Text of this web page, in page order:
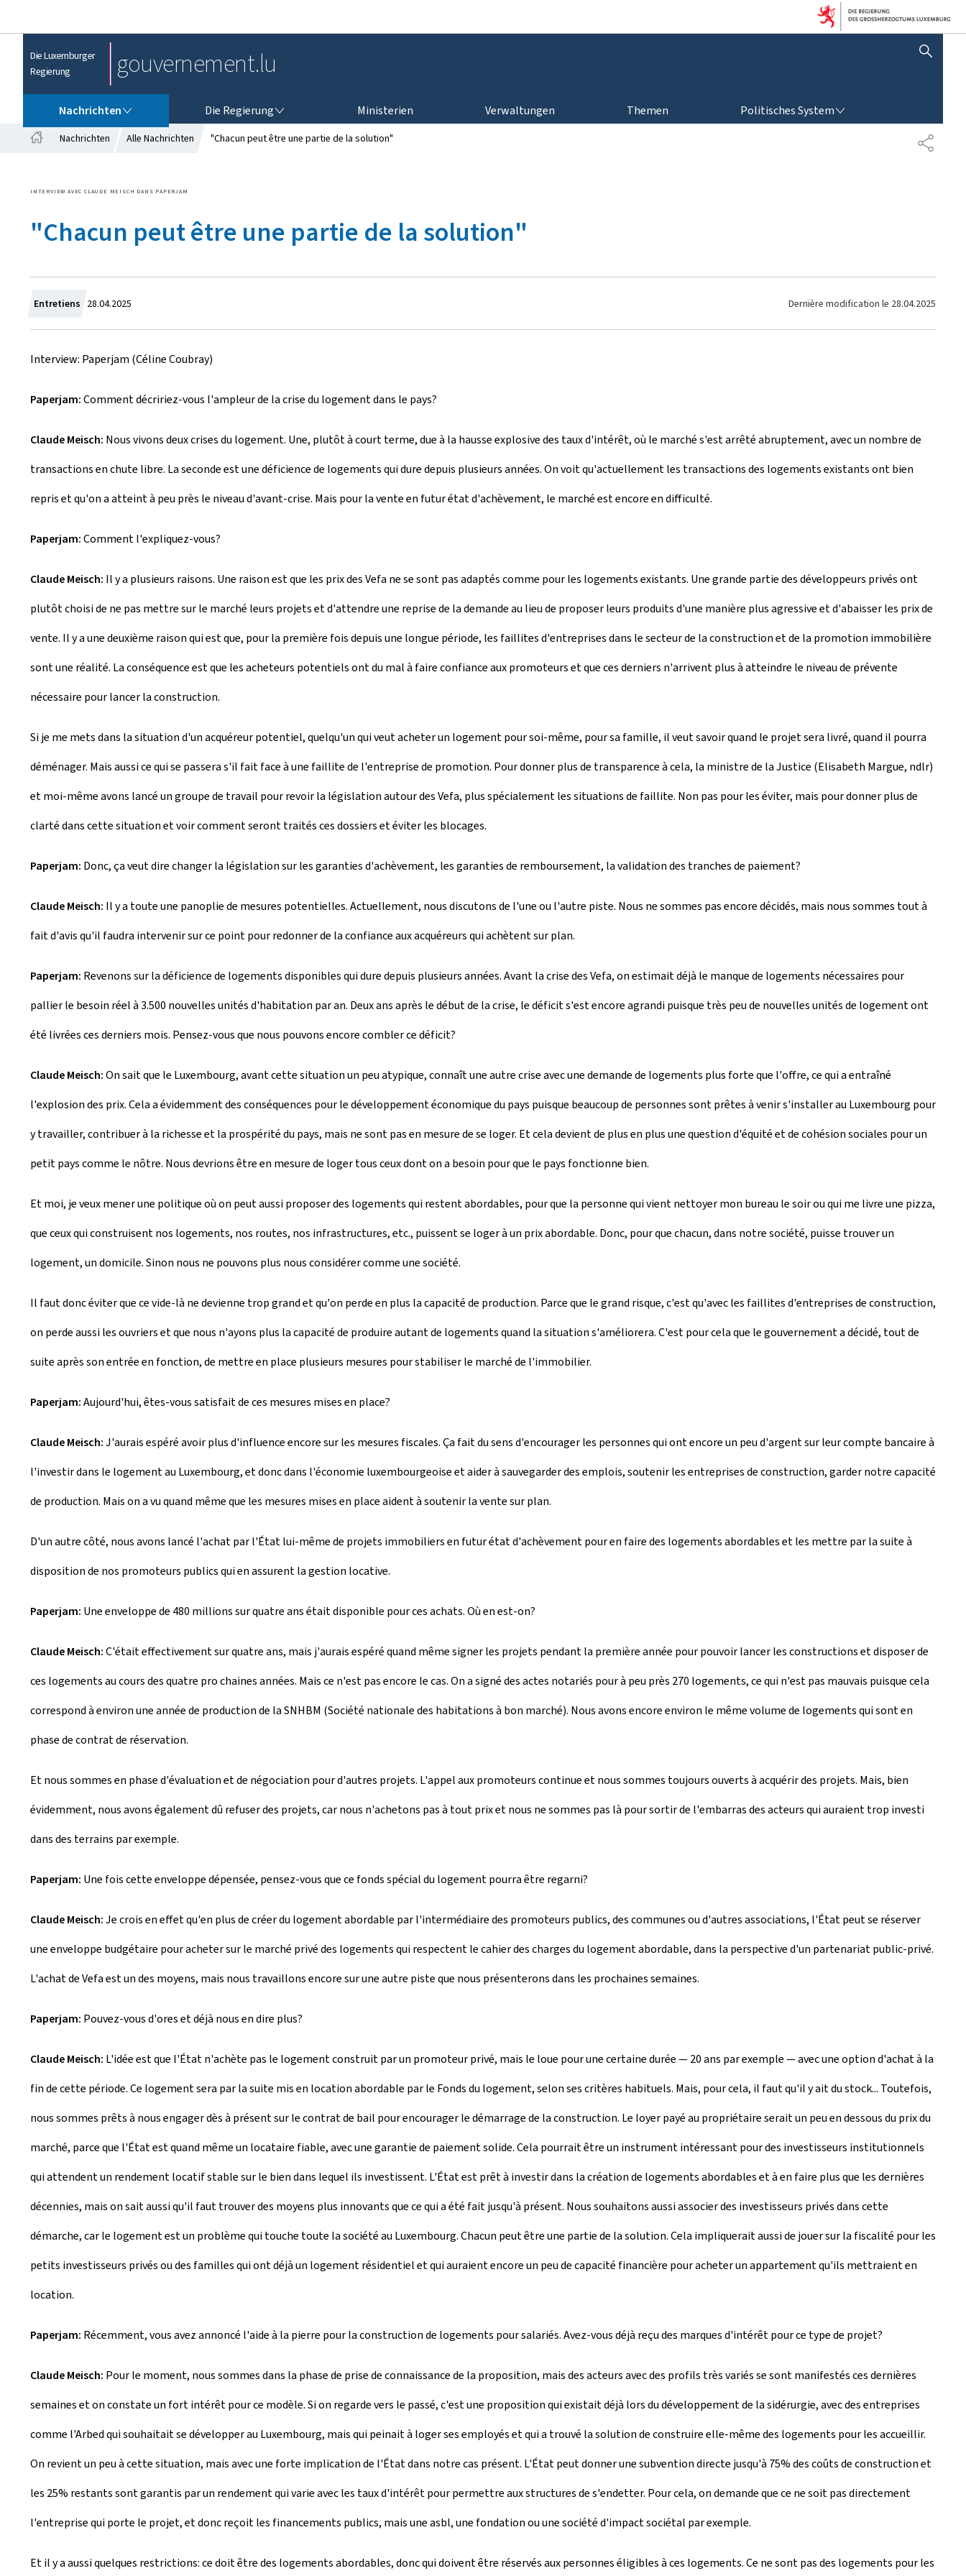
Die Luxemburger
Regierung
gouvernement.lu SUCHFLED ANZEIGEN / SCHLIESSEN
Nachrichten Die Regierung Ministerien Verwaltungen Themen Politisches System
P
A
r
s
Nachrichten Alle Nachrichten "Chacun peut être une partie de la solution"
"Chacun peut être une partie de la solution"
INTERVIEW AVEC CLAUDE MEISCH DANS PAPERJAM
Entretiens Z
u
m
28.04.2025 Dernière modification le 28.04.2025
Interview: Paperjam (Céline Coubray)
Paperjam:Comment décririez-vous l'ampleur de la crise du logement dans le pays?
Claude Meisch: Nous vivons deux crises du logement. Une, plutôt à court terme, due à la hausse explosive des taux d'intérêt, où le marché s'est arrêté abruptement, avec un nombre de
transactions en chute libre. La seconde est une déficience de logements qui dure depuis plusieurs années. On voit qu'actuellement les transactions des logements existants ont bien
repris et qu'on a atteint à peu près le niveau d'avant-crise. Mais pour la vente en futur état d'achèvement, le marché est encore en difficulté.
Paperjam:Comment l'expliquez-vous?
Claude Meisch: Il y a plusieurs raisons. Une raison est que les prix des Vefa ne se sont pas adaptés comme pour les logements existants. Une grande partie des développeurs privés ont
plutôt choisi de ne pas mettre sur le marché leurs projets et d'attendre une reprise de la demande au lieu de proposer leurs produits d'une manière plus agressive et d'abaisser les prix de
vente. Il y a une deuxième raison qui est que, pour la première fois depuis une longue période, les faillites d'entreprises dans le secteur de la construction et de la promotion immobilière
sont une réalité. La conséquence est que les acheteurs potentiels ont du mal à faire confiance aux promoteurs et que ces derniers n'arrivent plus à atteindre le niveau de prévente
nécessaire pour lancer la construction.
Si je me mets dans la situation d'un acquéreur potentiel, quelqu'un qui veut acheter un logement pour soi-même, pour sa famille, il veut savoir quand le projet sera livré, quand il pourra
déménager. Mais aussi ce qui se passera s'il fait face à une faillite de l'entreprise de promotion. Pour donner plus de transparence à cela, la ministre de la Justice (Elisabeth Margue, ndlr)
et moi-même avons lancé un groupe de travail pour revoir la législation autour des Vefa, plus spécialement les situations de faillite. Non pas pour les éviter, mais pour donner plus de
clarté dans cette situation et voir comment seront traités ces dossiers et éviter les blocages.
Paperjam: Donc, ça veut dire changer la législation sur les garanties d'achèvement, les garanties de remboursement, la validation des tranches de paiement?
Claude Meisch: Il y a toute une panoplie de mesures potentielles. Actuellement, nous discutons de l'une ou l'autre piste. Nous ne sommes pas encore décidés, mais nous sommes tout à
fait d'avis qu'il faudra intervenir sur ce point pour redonner de la confiance aux acquéreurs qui achètent sur plan.
Paperjam: Revenons sur la déficience de logements disponibles qui dure depuis plusieurs années. Avant la crise des Vefa, on estimait déjà le manque de logements nécessaires pour
pallier le besoin réel à 3.500 nouvelles unités d'habitation par an. Deux ans après le début de la crise, le déficit s'est encore agrandi puisque très peu de nouvelles unités de logement ont
été livrées ces derniers mois. Pensez-vous que nous pouvons encore combler ce déficit?
Claude Meisch:On sait que le Luxembourg, avant cette situation un peu atypique, connaît une autre crise avec une demande de logements plus forte que l'offre, ce qui a entraîné
l'explosion des prix. Cela a évidemment des conséquences pour le développement économique du pays puisque beaucoup de personnes sont prêtes à venir s'installer au Luxembourg pour
y travailler, contribuer à la richesse et la prospérité du pays, mais ne sont pas en mesure de se loger. Et cela devient de plus en plus une question d'équité et de cohésion sociales pour un
petit pays comme le nôtre. Nous devrions être en mesure de loger tous ceux dont on a besoin pour que le pays fonctionne bien.
Et moi, je veux mener une politique où on peut aussi proposer des logements qui restent abordables, pour que la personne qui vient nettoyer mon bureau le soir ou qui me livre une pizza,
que ceux qui construisent nos logements, nos routes, nos infrastructures, etc., puissent se loger à un prix abordable. Donc, pour que chacun, dans notre société, puisse trouver un
logement, un domicile. Sinon nous ne pouvons plus nous considérer comme une société.
Il faut donc éviter que ce vide-là ne devienne trop grand et qu'on perde en plus la capacité de production. Parce que le grand risque, c'est qu'avec les faillites d'entreprises de construction,
on perde aussi les ouvriers et que nous n'ayons plus la capacité de produire autant de logements quand la situation s'améliorera. C'est pour cela que le gouvernement a décidé, tout de
suite après son entrée en fonction, de mettre en place plusieurs mesures pour stabiliser le marché de l'immobilier.
Paperjam:Aujourd'hui, êtes-vous satisfait de ces mesures mises en place?
Claude Meisch:J'aurais espéré avoir plus d'influence encore sur les mesures fiscales. Ça fait du sens d'encourager les personnes qui ont encore un peu d'argent sur leur compte bancaire à
l'investir dans le logement au Luxembourg, et donc dans l'économie luxembourgeoise et aider à sauvegarder des emplois, soutenir les entreprises de construction, garder notre capacité
de production. Mais on a vu quand même que les mesures mises en place aident à soutenir la vente sur plan.
D'un autre côté, nous avons lancé l'achat par l'État lui-même de projets immobiliers en futur état d'achèvement pour en faire des logements abordables et les mettre par la suite à
disposition de nos promoteurs publics qui en assurent la gestion locative.
Paperjam: Une enveloppe de 480 millions sur quatre ans était disponible pour ces achats. Où en est-on?
Claude Meisch:C'était effectivement sur quatre ans, mais j'aurais espéré quand même signer les projets pendant la première année pour pouvoir lancer les constructions et disposer de
ces logements au cours des quatre pro chaines années. Mais ce n'est pas encore le cas. On a signé des actes notariés pour à peu près 270 logements, ce qui n'est pas mauvais puisque cela
correspond à environ une année de production de la SNHBM (Société nationale des habitations à bon marché). Nous avons encore environ le même volume de logements qui sont en
phase de contrat de réservation.
Et nous sommes en phase d'évaluation et de négociation pour d'autres projets. L'appel aux promoteurs continue et nous sommes toujours ouverts à acquérir des projets. Mais, bien
évidemment, nous avons également dû refuser des projets, car nous n'achetons pas à tout prix et nous ne sommes pas là pour sortir de l'embarras des acteurs qui auraient trop investi
dans des terrains par exemple.
Paperjam: Une fois cette enveloppe dépensée, pensez-vous que ce fonds spécial du logement pourra être regarni?
Claude Meisch:Je crois en effet qu'en plus de créer du logement abordable par l'intermédiaire des promoteurs publics, des communes ou d'autres associations, l'État peut se réserver
une enveloppe budgétaire pour acheter sur le marché privé des logements qui respectent le cahier des charges du logement abordable, dans la perspective d'un partenariat public-privé.
L'achat de Vefa est un des moyens, mais nous travaillons encore sur une autre piste que nous présenterons dans les prochaines semaines.
Paperjam: Pouvez-vous d'ores et déjà nous en dire plus?
Claude Meisch: L'idée est que l'État n'achète pas le logement construit par un promoteur privé, mais le loue pour une certaine durée — 20 ans par exemple — avec une option d'achat à la
fin de cette période. Ce logement sera par la suite mis en location abordable par le Fonds du logement, selon ses critères habituels. Mais, pour cela, il faut qu'il y ait du stock... Toutefois,
nous sommes prêts à nous engager dès à présent sur le contrat de bail pour encourager le démarrage de la construction. Le loyer payé au propriétaire serait un peu en dessous du prix du
marché, parce que l'État est quand même un locataire fiable, avec une garantie de paiement solide. Cela pourrait être un instrument intéressant pour des investisseurs institutionnels
qui attendent un rendement locatif stable sur le bien dans lequel ils investissent. L'État est prêt à investir dans la création de logements abordables et à en faire plus que les dernières
décennies, mais on sait aussi qu'il faut trouver des moyens plus innovants que ce qui a été fait jusqu'à présent. Nous souhaitons aussi associer des investisseurs privés dans cette
démarche, car le logement est un problème qui touche toute la société au Luxembourg. Chacun peut être une partie de la solution. Cela impliquerait aussi de jouer sur la fiscalité pour les
petits investisseurs privés ou des familles qui ont déjà un logement résidentiel et qui auraient encore un peu de capacité financière pour acheter un appartement qu'ils mettraient en
location.
Paperjam: Récemment, vous avez annoncé l'aide à la pierre pour la construction de logements pour salariés. Avez-vous déjà reçu des marques d'intérêt pour ce type de projet?
Claude Meisch: Pour le moment, nous sommes dans la phase de prise de connaissance de la proposition, mais des acteurs avec des profils très variés se sont manifestés ces dernières
semaines et on constate un fort intérêt pour ce modèle. Si on regarde vers le passé, c'est une proposition qui existait déjà lors du développement de la sidérurgie, avec des entreprises
comme l'Arbed qui souhaitait se développer au Luxembourg, mais qui peinait à loger ses employés et qui a trouvé la solution de construire elle-même des logements pour les accueillir.
On revient un peu à cette situation, mais avec une forte implication de l'État dans notre cas présent. L'État peut donner une subvention directe jusqu'à 75% des coûts de construction et
les 25% restants sont garantis par un rendement qui varie avec les taux d'intérêt pour permettre aux structures de s'endetter. Pour cela, on demande que ce ne soit pas directement
l'entreprise qui porte le projet, et donc reçoit les financements publics, mais une asbl, une fondation ou une société d'impact sociétal par exemple.
Et il y a aussi quelques restrictions: ce doit être des logements abordables, donc qui doivent être réservés aux personnes éligibles à ces logements. Ce ne sont pas des logements pour les